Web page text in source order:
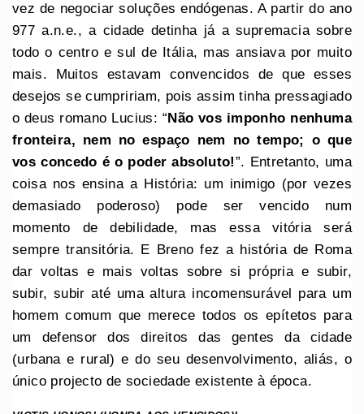
vez de negociar soluções endógenas. A partir do ano
977 a.n.e., a cidade detinha já a supremacia sobre
todo o centro e sul de Itália, mas ansiava por muito
mais. Muitos estavam convencidos de que esses
desejos se cumpririam, pois assim tinha pressagiado
o deus romano Lucius: “ Não vos imponho nenhuma
fronteira, nem no espaço nem no tempo; o que
vos concedo é o poder absoluto!”. Entretanto, uma
coisa nos ensina a História: um inimigo (por vezes
demasiado poderoso) pode ser vencido num
momento de debilidade, mas essa vitória será
sempre transitória. E Breno fez a história de Roma
dar voltas e mais voltas sobre si própria e subir,
subir, subir até uma altura incomensurável para um
homem comum que merece todos os epítetos para
um defensor dos direitos das gentes da cidade
(urbana e rural) e do seu desenvolvimento, aliás, o
único projecto de sociedade existente à época.